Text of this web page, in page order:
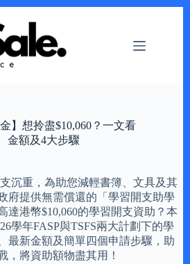
】想拎盡$10,060？一文看
金額及4大步驟
沉重，為助您減輕書簿、文具及其
府提供無需償還的「學習開支助學
達港幣$10,060的學習開支資助？本
學年FASP與TSFS兩大計劃下的學
最新金額及簡單四個申請步驟，助
，將資助額物盡其用！